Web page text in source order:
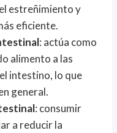
estreñimiento y
eficiente.
: actúa como
alimento a las
intestino, lo que
general.
: consumir
a reducir la